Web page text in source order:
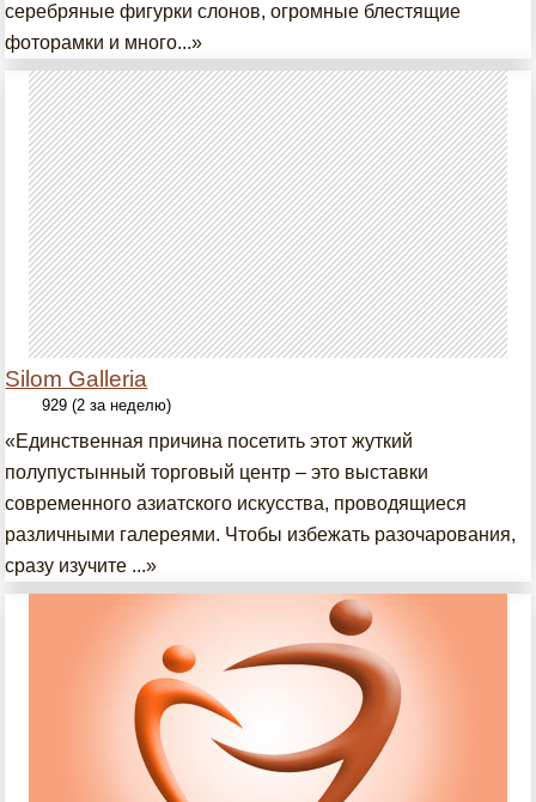
серебряные фигурки слонов, огромные блестящие
фоторамки и много...»
Silom Galleria
929 (2 за неделю)
«Единственная причина посетить этот жуткий
полупустынный торговый центр – это выставки
современного азиатского искусства, проводящиеся
различными галереями. Чтобы избежать разочарования,
сразу изучите ...»